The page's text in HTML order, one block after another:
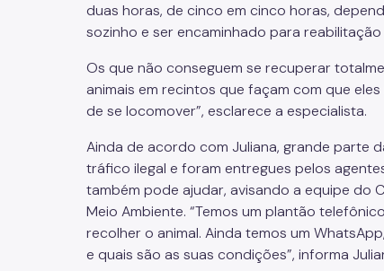
duas horas, de cinco em cinco horas,
sozinho e ser encaminhado para reabilitação
Os que não conseguem se recuperar
animais em recintos que façam com que
de se locomover”, esclarece a especialista.
Ainda de acordo com Juliana, grande parte
tráfico ilegal e foram entregues pelos
também pode ajudar, avisando a equipe do
Meio Ambiente. “Temos um plantão
recolher o animal. Ainda temos um
e quais são as suas condições”, informa